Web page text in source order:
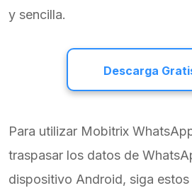
y sencilla.
Descarga
Para utilizar Mobitrix
traspasar los datos de
dispositivo Android, siga estos